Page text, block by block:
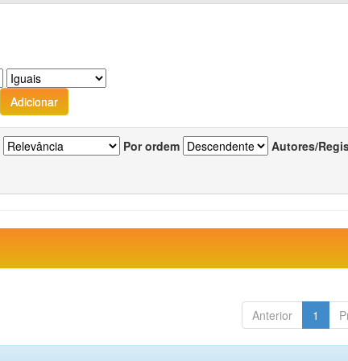
Por ordem Autores/
Anterior 1